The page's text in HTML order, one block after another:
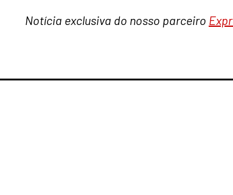
Notícia exclusiva do nosso parceiro